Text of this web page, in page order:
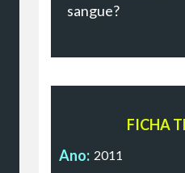
sangue?
FICHA
Ano: 2011